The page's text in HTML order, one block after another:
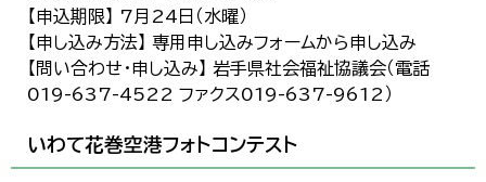
【申込期限】 7月24日（水曜）
【申し込み方法】 専用申し込みフォームから申し込み
【問い合わせ・申し込み】 岩手県社会福祉協議会（電話
019-637-4522 ファクス019-637-9612）
いわて花巻空港フォトコンテスト